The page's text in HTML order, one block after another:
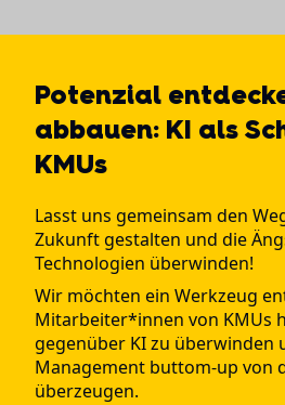
Potenzial
abbauen: KI als
KMUs
Lasst uns gemeinsam den
Zukunft gestalten und die
Technologien überwinden!
Wir möchten ein Werkzeug
Mitarbeiter*innen von KMUs
gegenüber KI zu überwinden
Management buttom-up von
überzeugen.